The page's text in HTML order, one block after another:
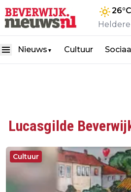
26°C
Heldere
Nieuws ▼ Cultuur
Lucasgilde
Cultuur